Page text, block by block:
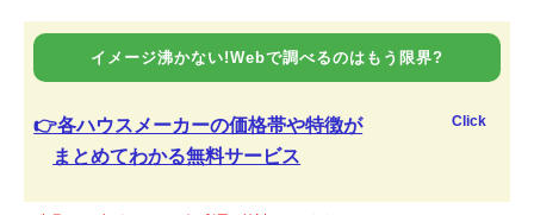
イメージ沸かない!Webで調べるのはもう限界?
👉各ハウスメーカーの価格帯や特徴が
まとめてわかる無料サービス
Click